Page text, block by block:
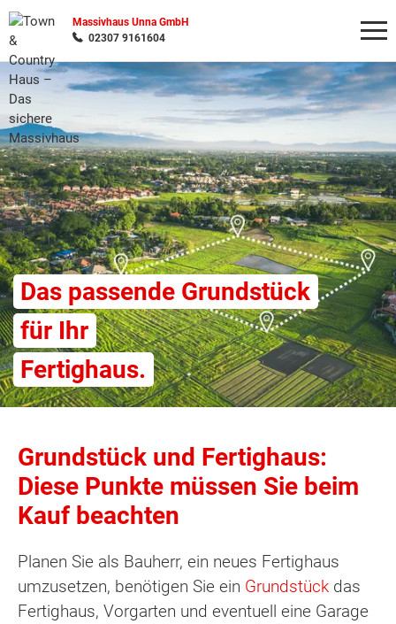
Massivhaus Unna GmbH
02307 9161604
Das passende Grundstück
für Ihr
Fertighaus.
Grundstück und Fertighaus:
Diese Punkte müssen Sie beim
Kauf beachten
Planen Sie als Bauherr, ein neues Fertighaus
umzusetzen, benötigen Sie ein Grundstück das
Fertighaus, Vorgarten und eventuell eine Garage
Wonach möchten Sie suchen?